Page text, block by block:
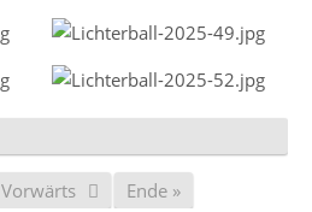
Vorwärts Ende »